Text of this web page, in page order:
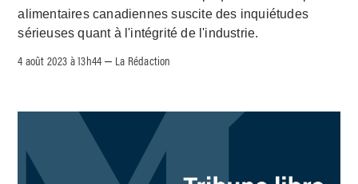
alimentaires canadiennes suscite des inquiétudes
sérieuses quant à l'intégrité de l'industrie.
4 août 2023 à 13h44 – La Rédaction